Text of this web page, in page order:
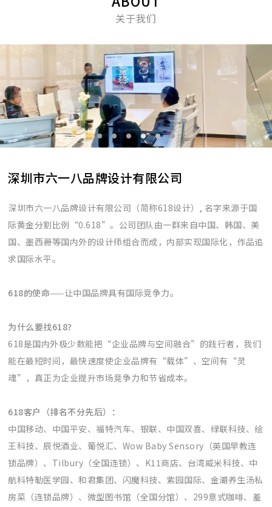
关于我们
深圳市六一八品牌设计有限公司
深圳市六一八品牌设计有限公司（简称618设计）, 名字来源于国
际黄金分割比例“0.618”。公司团队由一群来自中国、韩国、美
国、墨西哥等国内外的设计师组合而成，内部实现国际化，作品追
求国际水平。
618的使命——让中国品牌具有国际竞争力。
为什么要找618？
618是国内外极少数能把“企业品牌与空间融合”的践行者，我们
能在最短时间，最快速度使企业品牌有“载体”、空间有“灵
魂”，真正为企业提升市场竞争力和节省成本。
618客户（排名不分先后）：
中国移动、中国平安、福特汽车、银联、中国双喜、绿联科技、绘
王科技、辰悦酒业、葡悦汇、Wow Baby Sensory（英国早教连
锁品牌）、Tilbury（全国连锁）、K11商店、台湾威米科技、中
航科特勒医学园、和君集团、闪魔科技、紫园国际、金潮养生汤私
房菜（连锁品牌）、微型图书馆（全国分馆）、299意式咖啡、羞